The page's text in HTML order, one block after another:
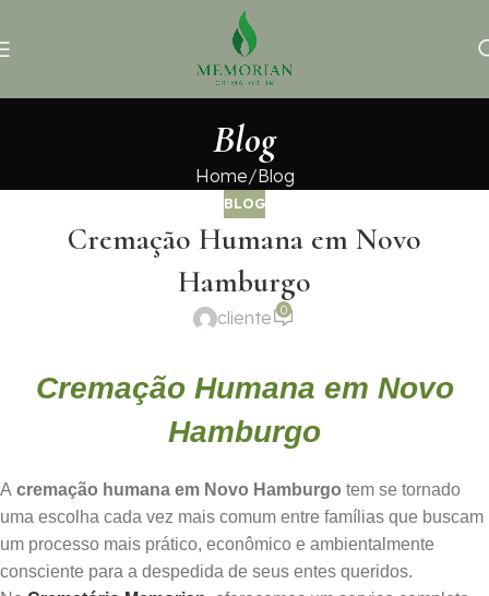
Blog
Home Blog
BLOG
Cremação Humana em Novo
Hamburgo
cliente 0
Cremação Humana em Novo
Hamburgo
A cremação humana em Novo Hamburgo tem se tornado
uma escolha cada vez mais comum entre famílias que buscam
um processo mais prático, econômico e ambientalmente
consciente para a despedida de seus entes queridos.